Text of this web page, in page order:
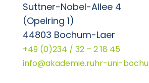
Suttner-Nobel-Allee 4
(Opelring 1)
44803 Bochum-Laer
+49 (0)234 / 32 – 2 18 45
info@akademie.ruhr-uni-